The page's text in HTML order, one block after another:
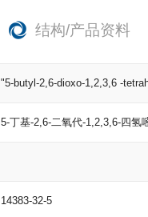
结构/产品资料
"5-butyl-2,6-dioxo-1,2,3,6 -
5-丁基-2,6-二氧代-1,2,3,6-四氢
14383-32-5